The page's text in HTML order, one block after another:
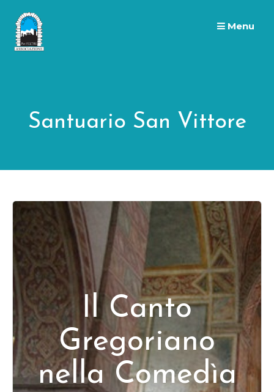
content
Menu
Santuario San Vittore
Il Canto
Gregoriano
nella Comedìa